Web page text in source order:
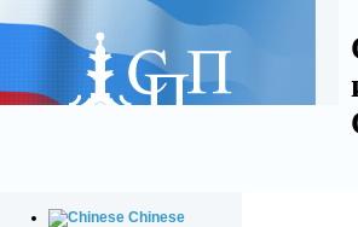
Chinese